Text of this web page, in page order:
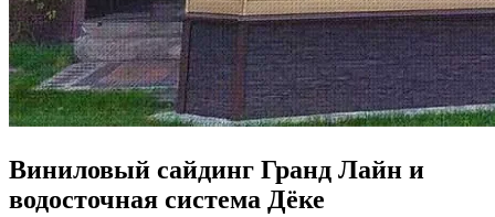
Виниловый сайдинг Гранд Лайн и
водосточная система Дёке